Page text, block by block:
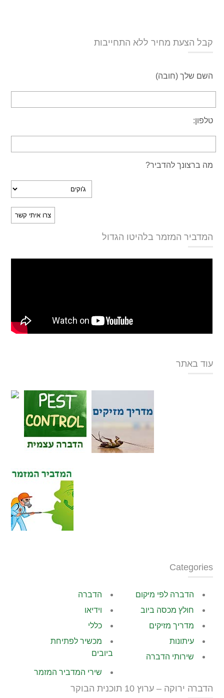
קבל הצעת מחיר ללא התחייבות
השם שלך (חובה)
טלפון:
מה ברצונך להדביר?
המדביר המזמר בלהיטו הגדול
עוד באתר
Categories
הדברה
הדברה לפי מיקום
וידיאו
חולץ מכסה ביוב
כללי
מדריך מזיקים
מכשיר לפתיחת
ביובים
עיתונות
שירותי הדברה
שירי המדביר המזמר
הדברה ירוקה – ערוץ 10 תוכנית הבוקר